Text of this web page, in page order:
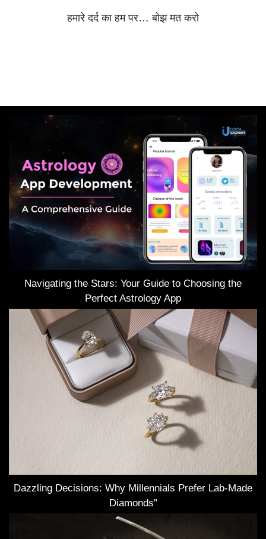
हमारे दर्द का हम पर…बोझ मत करो
Navigating the Stars: Your Guide to Choosing the
Perfect Astrology App
Dazzling Decisions: Why Millennials Prefer Lab-Made
Diamonds”